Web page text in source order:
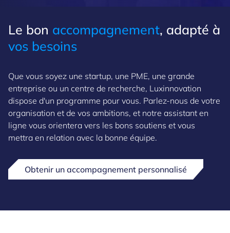
Le bon accompagnement, adapté à
vos besoins
Que vous soyez une startup, une PME, une grande
entreprise ou un centre de recherche, Luxinnovation
dispose d'un programme pour vous. Parlez-nous de votre
organisation et de vos ambitions, et notre assistant en
ligne vous orientera vers les bons soutiens et vous
mettra en relation avec la bonne équipe.
Obtenir un accompagnement personnalisé